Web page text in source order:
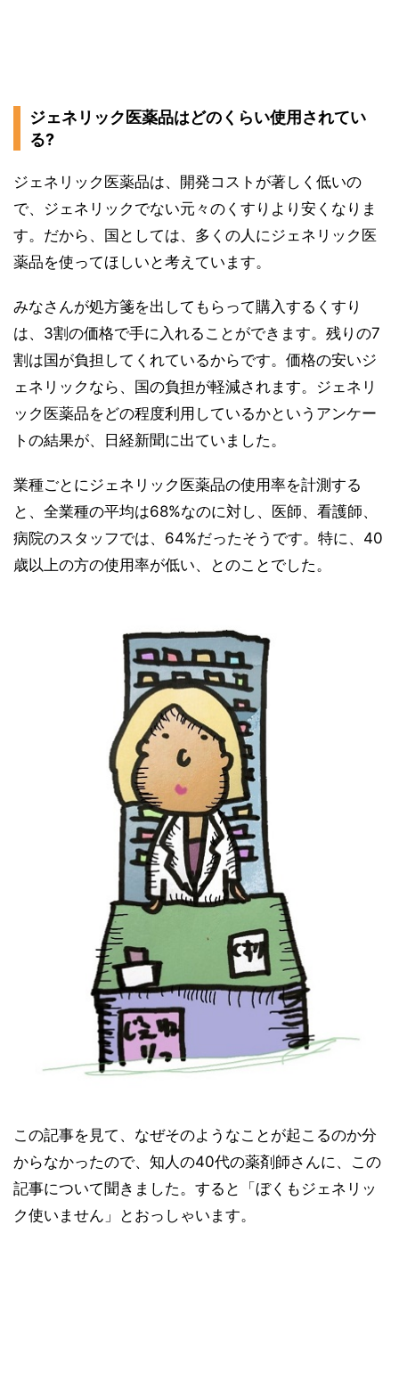
ジェネリック医薬品はどのくらい使用されてい
る?
ジェネリック医薬品は、開発コストが著しく低いの
で、ジェネリックでない元々のくすりより安くなりま
す。だから、国としては、多くの人にジェネリック医
薬品を使ってほしいと考えています。
みなさんが処方箋を出してもらって購入するくすり
は、3割の価格で手に入れることができます。残りの7
割は国が負担してくれているからです。価格の安いジ
ェネリックなら、国の負担が軽減されます。ジェネリ
ック医薬品をどの程度利用しているかというアンケー
トの結果が、日経新聞に出ていました。
業種ごとにジェネリック医薬品の使用率を計測する
と、全業種の平均は68%なのに対し、医師、看護師、
病院のスタッフでは、64%だったそうです。特に、40
歳以上の方の使用率が低い、とのことでした。
この記事を見て、なぜそのようなことが起こるのか分
からなかったので、知人の40代の薬剤師さんに、この
記事について聞きました。すると「ぼくもジェネリッ
ク使いません」とおっしゃいます。